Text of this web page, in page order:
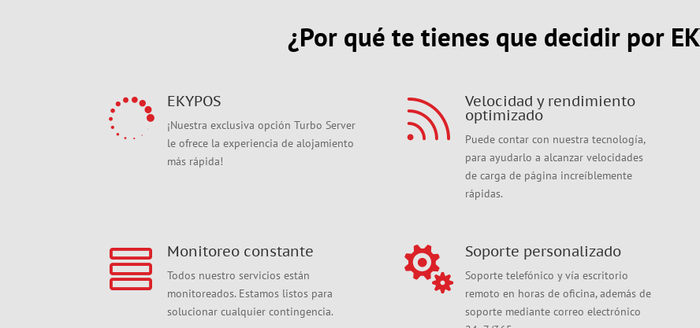
¿Por qué te tienes que decidir por
 EKYPOS
¡Nuestra exclusiva opción Turbo Server
le ofrece la experiencia de alojamiento
más rápida!
 Velocidad y rendimiento
optimizado
Puede contar con nuestra tecnología,
para ayudarlo a alcanzar velocidades
de carga de página increíblemente
rápidas.
 Monitoreo constante
Todos nuestro servicios están
monitoreados. Estamos listos para
solucionar cualquier contingencia.
 Soporte personalizado
Soporte telefónico y vía escritorio
remoto en horas de oficina, además de
soporte mediante correo electrónico